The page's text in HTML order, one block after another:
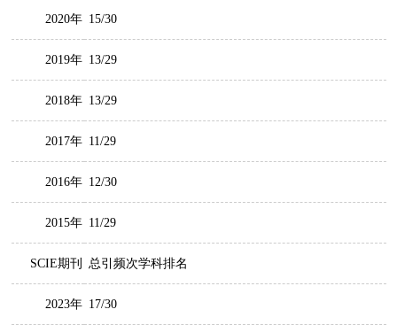
2020年 15/30
2019年 13/29
2018年 13/29
2017年 11/29
2016年 12/30
2015年 11/29
SCIE期刊 总引频次学科排名
2023年 17/30